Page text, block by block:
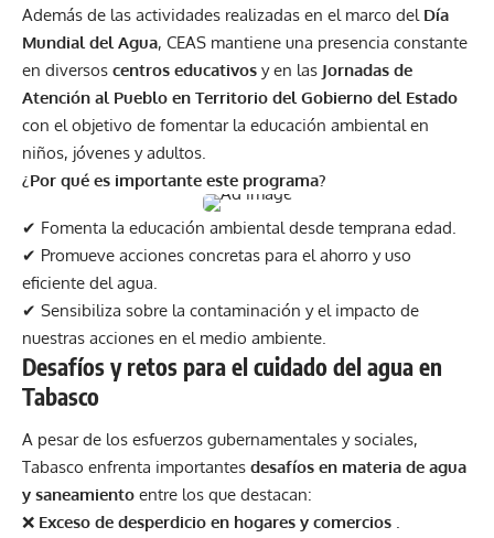
Además de las actividades realizadas en el marco del Día
Mundial del Agua, CEAS mantiene una presencia constante
en diversos centros educativos y en las Jornadas de
Atención al Pueblo en Territorio del Gobierno del Estado
con el objetivo de fomentar la educación ambiental en
niños, jóvenes y adultos.
¿Por qué es importante este programa?
✔ Fomenta la educación ambiental desde temprana edad.
✔ Promueve acciones concretas para el ahorro y uso
eficiente del agua.
✔ Sensibiliza sobre la contaminación y el impacto de
nuestras acciones en el medio ambiente.
Desafíos y retos para el cuidado del agua en
Tabasco
A pesar de los esfuerzos gubernamentales y sociales,
Tabasco enfrenta importantes desafíos en materia de agua
y saneamiento entre los que destacan:
❌ Exceso de desperdicio en hogares y comercios .